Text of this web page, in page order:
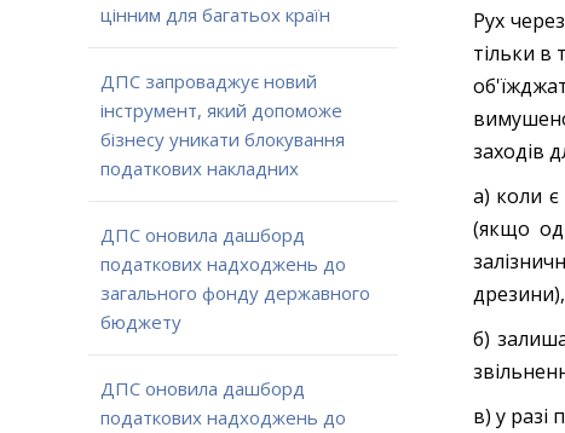
цінним для багатьох країн
ДПС запроваджує новий
інструмент, який допоможе
бізнесу уникати блокування
податкових накладних
ДПС оновила дашборд
податкових надходжень до
загального фонду державного
бюджету
ДПС оновила дашборд
податкових надходжень до
Рух
тільки в
заходів
а) коли
(якщо
б)
в) у разі